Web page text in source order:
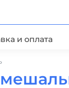
и оплата